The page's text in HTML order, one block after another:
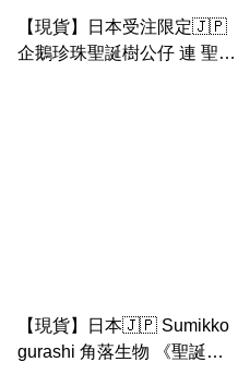
【現貨】日本受注限定🇯🇵
企鵝珍珠聖誕樹公仔 連 聖誕
【現貨】日本🇯🇵 Sumikko
gurashi 角落生物 《聖誕裝